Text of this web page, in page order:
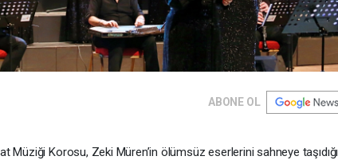
ABONE OL
Müziği Korosu, Zeki Müren’in ölümsüz eserlerini sahneye taşıdığı